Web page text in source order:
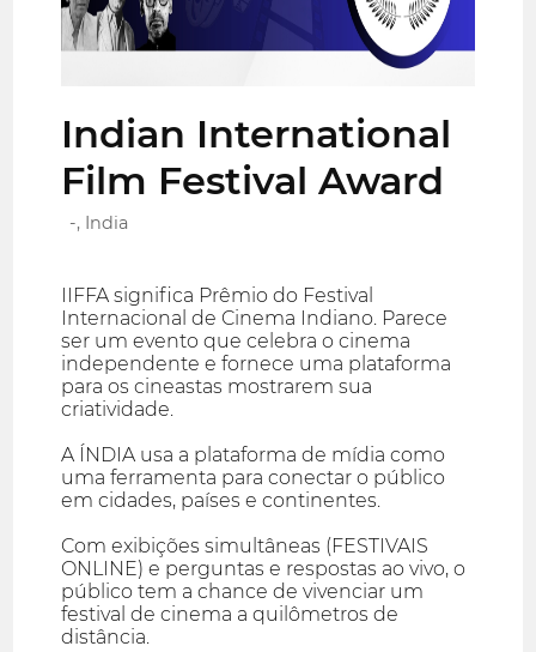
Indian International
Film Festival Award
-, India
IIFFA significa Prêmio do Festival
Internacional de Cinema Indiano. Parece
ser um evento que celebra o cinema
independente e fornece uma plataforma
para os cineastas mostrarem sua
criatividade.
A ÍNDIA usa a plataforma de mídia como
uma ferramenta para conectar o público
em cidades, países e continentes.
Com exibições simultâneas (FESTIVAIS
ONLINE) e perguntas e respostas ao vivo, o
público tem a chance de vivenciar um
festival de cinema a quilômetros de
distância.